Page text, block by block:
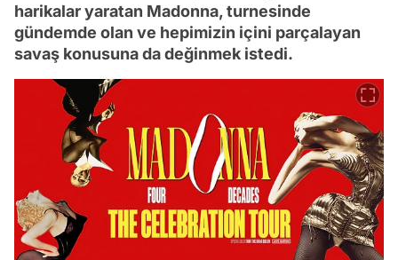
harikalar yaratan Madonna, turnesinde
gündemde olan ve hepimizin içini parçalayan
savaş konusuna da değinmek istedi.